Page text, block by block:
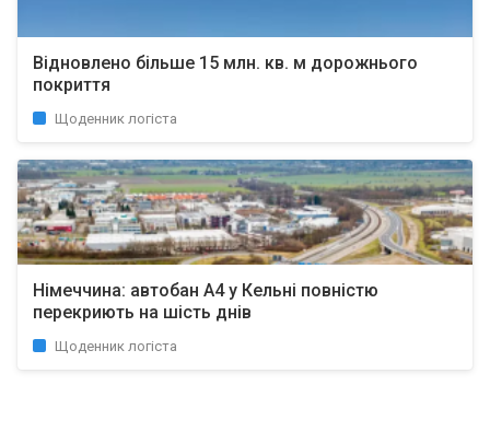
Відновлено більше 15 млн. кв. м дорожнього
покриття
Щоденник логіста
Німеччина: автобан A4 у Кельні повністю
перекриють на шість днів
Щоденник логіста